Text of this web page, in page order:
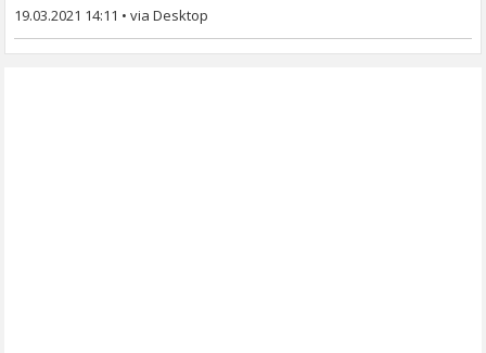
19.03.2021 14:11 •